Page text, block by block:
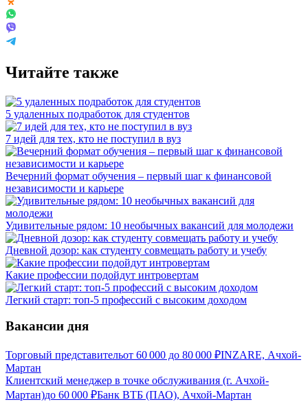
Читайте также
5 удаленных подработок для студентов
7 идей для тех, кто не поступил в вуз
Вечерний формат обучения – первый шаг к финансовой
независимости и карьере
Удивительные рядом: 10 необычных вакансий для молодежи
Дневной дозор: как студенту совмещать работу и учебу
Какие профессии подойдут интровертам
Легкий старт: топ-5 профессий с высоким доходом
Вакансии дня
Торговый представительот 60 000 до 80 000 ₽INZARE, Ачхой-
Мартан
Клиентский менеджер в точке обслуживания (г. Ачхой-
Мартан)до 60 000 ₽Банк ВТБ (ПАО), Ачхой-Мартан